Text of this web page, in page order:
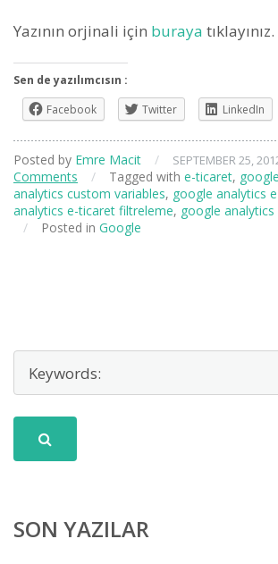
Yazının orjinali için buraya tıklayınız.
Sen de yazılımcısın :
Facebook
Twitter LinkedIn
Posted by Emre Macit / SEPTEMBER 25,
Comments
/ Tagged with e-ticaret,
analytics custom variables, google analytics
analytics e-ticaret filtreleme, google
/
Posted in Google
SON YAZILAR